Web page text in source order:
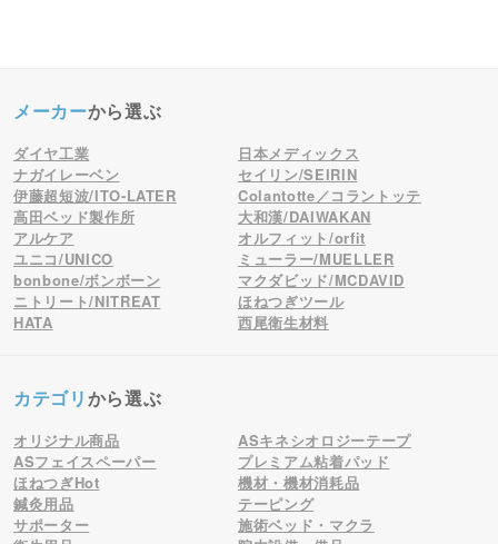
メーカーから選ぶ
ダイヤ工業
日本メディックス
ナガイレーベン
セイリン/SEIRIN
伊藤超短波/ITO-LATER
Colantotte／コラントッテ
高田ベッド製作所
大和漢/DAIWAKAN
アルケア
オルフィット/orfit
ユニコ/UNICO
ミューラー/MUELLER
bonbone/ボンボーン
マクダビッド/MCDAVID
ニトリート/NITREAT
ほねつぎツール
HATA
西尾衛生材料
カテゴリから選ぶ
オリジナル商品
ASキネシオロジーテープ
ASフェイスペーパー
プレミアム粘着パッド
ほねつぎHot
機材・機材消耗品
鍼灸用品
テーピング
サポーター
施術ベッド・マクラ